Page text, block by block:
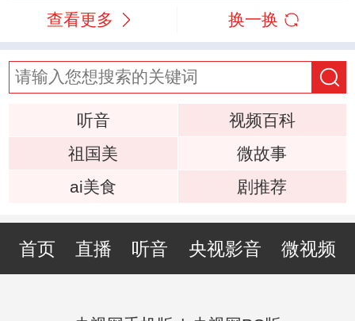
查看更多 换一换
听音
视频百科
祖国美
微故事
ai美食
剧推荐
首页 直播 听音 央视影音 微视频